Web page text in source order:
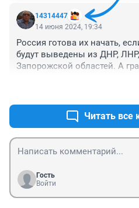
14314447
14 июня 2024, 19:34
Россия готова их начать,
будут выведены из ДНР,
Запорожской областей. А
Читать все
Гость
Войти